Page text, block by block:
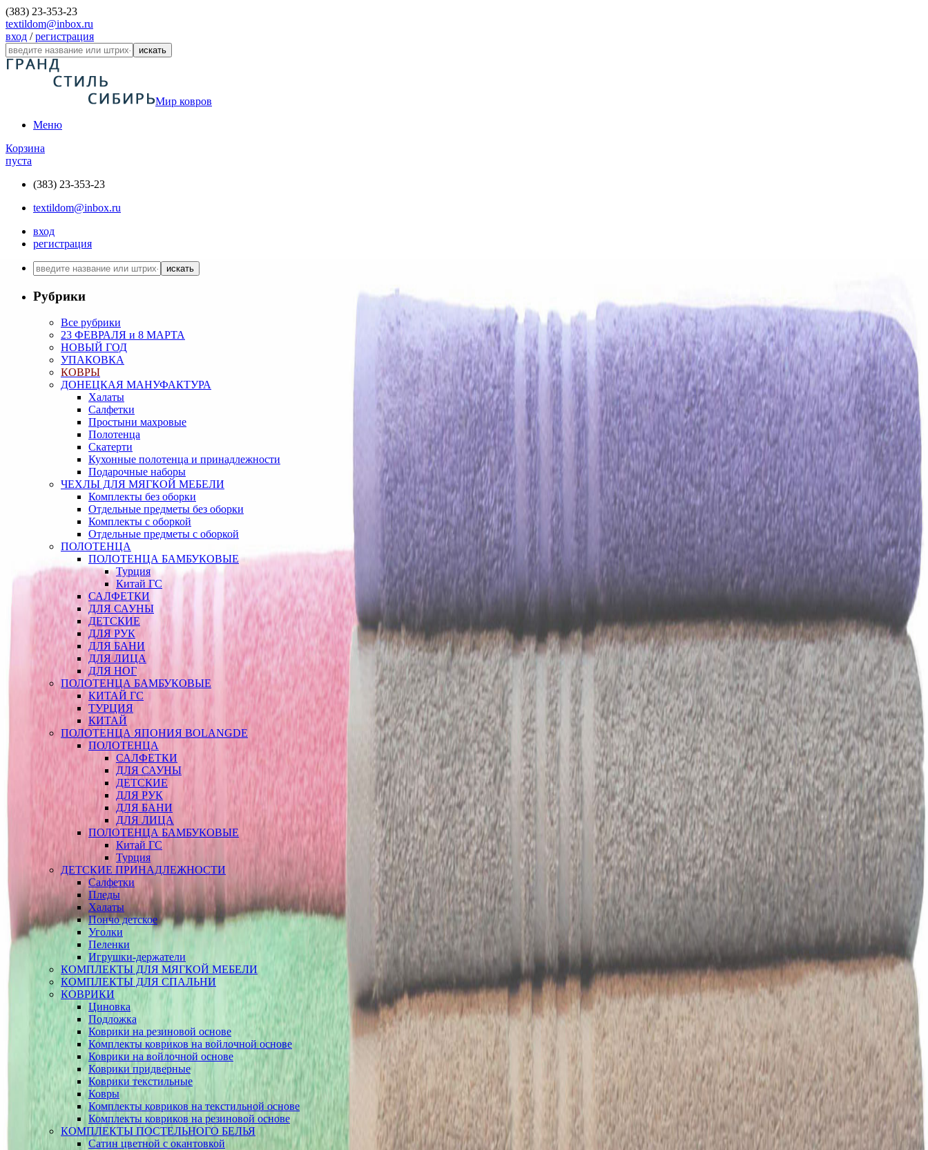
(383) 23-353-23
textildom@inbox.ru
вход /регистрация
искать
Мир ковров
Меню
Корзина
пуста
(383) 23-353-23
textildom@inbox.ru
вход
регистрация
искать
Рубрики
Все рубрики
23 ФЕВРАЛЯ и 8 МАРТА
НОВЫЙ ГОД
УПАКОВКА
КОВРЫ
ДОНЕЦКАЯ МАНУФАКТУРА
Халаты
Салфетки
Простыни махровые
Полотенца
Скатерти
Кухонные полотенца и принадлежности
Подарочные наборы
ЧЕХЛЫ ДЛЯ МЯГКОЙ МЕБЕЛИ
Комплекты без оборки
Отдельные предметы без оборки
Комплекты с оборкой
Отдельные предметы с оборкой
ПОЛОТЕНЦА
ПОЛОТЕНЦА БАМБУКОВЫЕ
Турция
Китай ГС
САЛФЕТКИ
ДЛЯ САУНЫ
ДЕТСКИЕ
ДЛЯ РУК
ДЛЯ БАНИ
ДЛЯ ЛИЦА
ДЛЯ НОГ
ПОЛОТЕНЦА БАМБУКОВЫЕ
КИТАЙ ГС
ТУРЦИЯ
КИТАЙ
ПОЛОТЕНЦА ЯПОНИЯ BOLANGDE
ПОЛОТЕНЦА
САЛФЕТКИ
ДЛЯ САУНЫ
ДЕТСКИЕ
ДЛЯ РУК
ДЛЯ БАНИ
ДЛЯ ЛИЦА
ПОЛОТЕНЦА БАМБУКОВЫЕ
Китай ГС
Турция
ДЕТСКИЕ ПРИНАДЛЕЖНОСТИ
Салфетки
Пледы
Халаты
Пончо детское
Уголки
Пеленки
Игрушки-держатели
КОМПЛЕКТЫ ДЛЯ МЯГКОЙ МЕБЕЛИ
КОМПЛЕКТЫ ДЛЯ СПАЛЬНИ
КОВРИКИ
Циновка
Подложка
Коврики на резиновой основе
Комплекты ковриков на войлочной основе
Коврики на войлочной основе
Коврики придверные
Коврики текстильные
Ковры
Комплекты ковриков на текстильной основе
Комплекты ковриков на резиновой основе
КОМПЛЕКТЫ ПОСТЕЛЬНОГО БЕЛЬЯ
Сатин цветной с окантовкой